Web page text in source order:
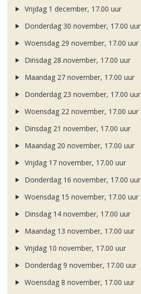
Vrijdag 1 december, 17.00 uur
Donderdag 30 november, 17.00 uur
Woensdag 29 november, 17.00 uur
Dinsdag 28 november, 17.00 uur
Maandag 27 november, 17.00 uur
Donderdag 23 november, 17.00 uur
Woensdag 22 november, 17.00 uur
Dinsdag 21 november, 17.00 uur
Maandag 20 november, 17.00 uur
Vrijdag 17 november, 17.00 uur
Donderdag 16 november, 17.00 uur
Woensdag 15 november, 17.00 uur
Dinsdag 14 november, 17.00 uur
Maandag 13 november, 17.00 uur
Vrijdag 10 november, 17.00 uur
Donderdag 9 november, 17.00 uur
Woensdag 8 november, 17.00 uur